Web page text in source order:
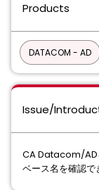
Products
DATACOM - AD
Issue/
CA Datacom/AD
ベース名を確認で